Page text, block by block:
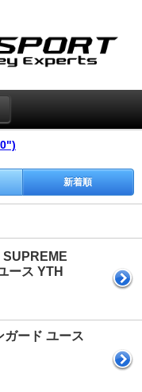
新着順
ース YTH
ガード ユース